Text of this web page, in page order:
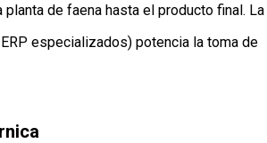
de faena hasta el producto final. La
especializados) potencia la toma de